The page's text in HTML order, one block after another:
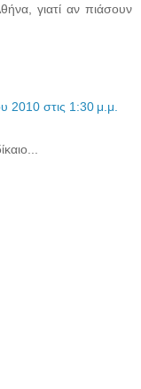
γιατί αν πιάσουν
2010 στις 1:30 μ.μ.